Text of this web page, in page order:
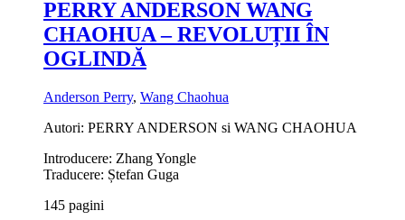
PERRY ANDERSON WANG
CHAOHUA – REVOLUȚII ÎN
OGLINDĂ
Anderson Perry, Wang Chaohua
Autori: PERRY ANDERSON si WANG CHAOHUA
Introducere: Zhang Yongle
Traducere: Ștefan Guga
145 pagini